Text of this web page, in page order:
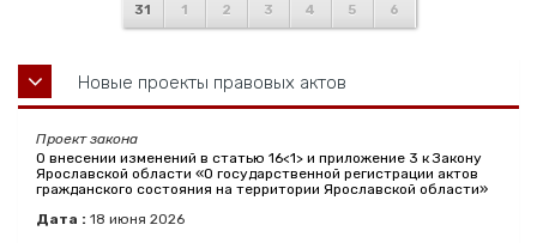
31 1 2 3 4 5 6
Новые проекты правовых актов
Проект закона
О внесении изменений в статью 16<1> и приложение 3 к Закону
Ярославской области «О государственной регистрации актов
гражданского состояния на территории Ярославской области»
Дата : 18 июня 2026